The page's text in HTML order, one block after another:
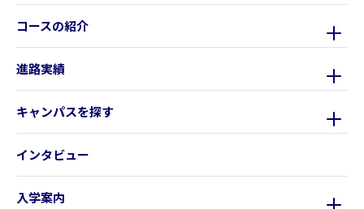
コースの紹介
進路実績
キャンパスを探す
インタビュー
入学案内